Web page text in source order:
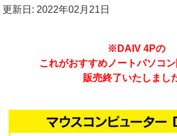
更新日: 2022年02月21日
※DAIV 4Pの
これがおすすめノートパソコ
販売終了いたしまし